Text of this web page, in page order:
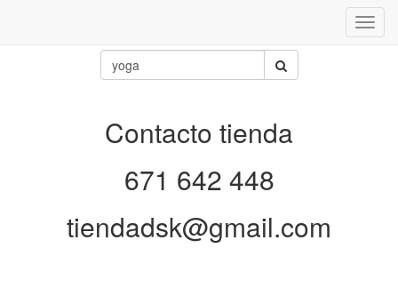
Contacto tienda
671 642 448
tiendadsk@gmail.com